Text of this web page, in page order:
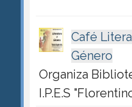
Café
Género
Organiza
I.P.E.S